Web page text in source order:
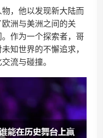
，他以发现新大陆而
洲与美洲之间的关
作为一个探索者，哥
知世界的不懈追求，
流与碰撞。